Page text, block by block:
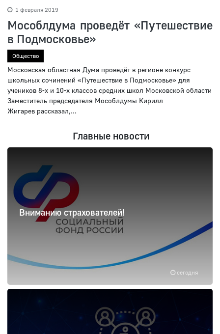
1 февраля 2019
Мособлдума проведёт «Путешествие
в Подмосковье»
Общество
Московская областная Дума проведёт в регионе конкурс
школьных сочинений «Путешествие в Подмосковье» для
учеников 8-х и 10-х классов средних школ Московской области
Заместитель председателя Мособлдумы Кирилл
Жигарев рассказал,...
Главные новости
сегодня
Вниманию страхователей!